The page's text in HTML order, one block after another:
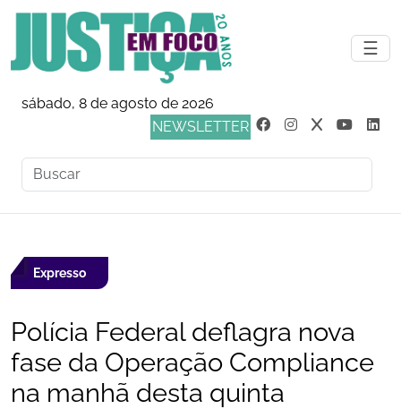
☰
sábado, 8 de agosto de 2026
NEWSLETTER
Expresso
Polícia Federal deflagra nova
fase da Operação Compliance
na manhã desta quinta